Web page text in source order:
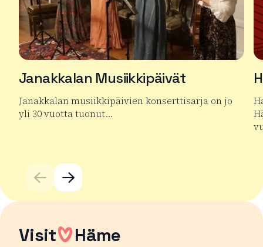
Janakkalan Musiikkipäivät
Janakkalan musiikkipäivien konserttisarja on jo
yli 30 vuotta tuonut…
Visit Häme